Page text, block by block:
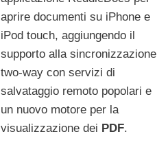
aprire documenti su iPhone e
iPod touch, aggiungendo il
supporto alla sincronizzazione
two-way con servizi di
salvataggio remoto popolari e
un nuovo motore per la
visualizzazione dei PDF.